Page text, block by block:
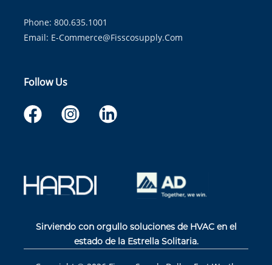
Phone: 800.635.1001
Email: E-Commerce@fisscosupply.com
Follow Us
Sirviendo con orgullo soluciones de HVAC en el
estado de la Estrella Solitaria.